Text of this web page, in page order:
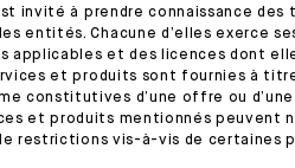
invité à prendre connaissance
entités. Chacune d’elles exerce
et des licences dont
et produits sont fournies à
constitutives d’une offre ou
et produits mentionnés peuvent
restrictions vis-à-vis de certaines